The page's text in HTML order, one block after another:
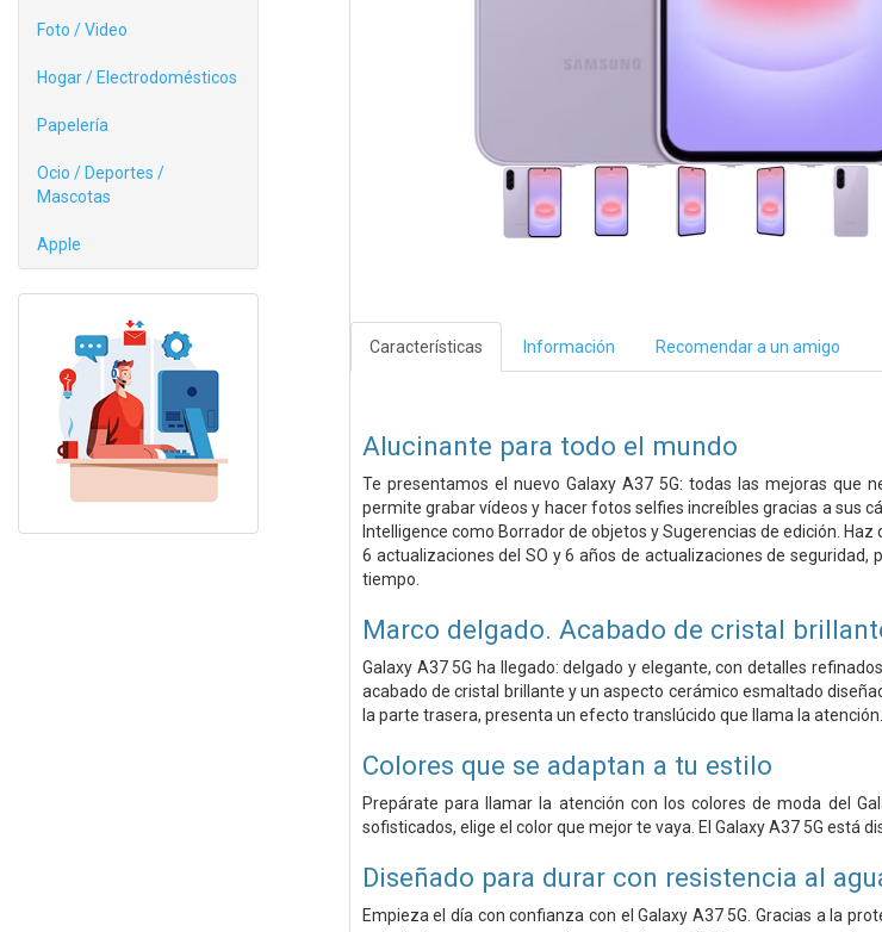
Foto / Video
Hogar / Electrodomésticos
Papelería
Ocio / Deportes /
Mascotas
Apple
Características Información Recomendar a un amigo
Alucinante para todo el mundo
Te presentamos el nuevo Galaxy A37 5G: todas las mejoras que
permite grabar vídeos y hacer fotos selfies increíbles gracias a sus
Intelligence como Borrador de objetos y Sugerencias de edición.
6 actualizaciones del SO y 6 años de actualizaciones de
tiempo.
Marco delgado. Acabado de cristal
Galaxy A37 5G ha llegado: delgado y elegante, con detalles
acabado de cristal brillante y un aspecto cerámico esmaltado
la parte trasera, presenta un efecto translúcido que llama la atención.
Colores que se adaptan a tu estilo
Prepárate para llamar la atención con los colores de moda del
sofisticados, elige el color que mejor te vaya. El Galaxy A37 5G está
Diseñado para durar con resistencia al
Empieza el día con confianza con el Galaxy A37 5G. Gracias a la